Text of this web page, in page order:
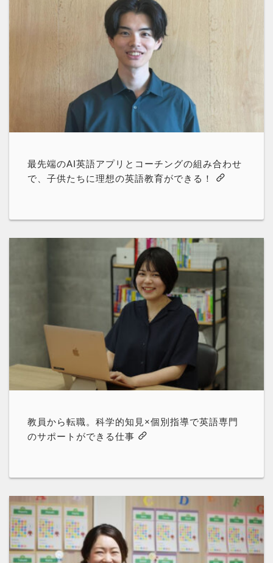
最先端のAI英語アプリとコーチングの組み合わせ
で、子供たちに理想の英語教育ができる！
教員から転職。科学的知見×個別指導で英語専門
のサポートができる仕事